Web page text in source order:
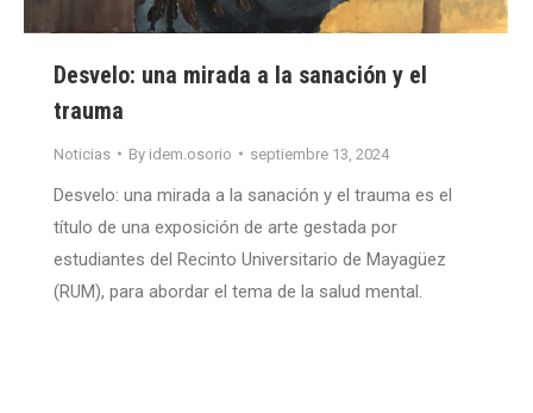
Desvelo: una mirada a la sanación y el
trauma
Noticias By idem.osorio septiembre 13, 2024
Desvelo: una mirada a la sanación y el trauma es el
título de una exposición de arte gestada por
estudiantes del Recinto Universitario de Mayagüez
(RUM), para abordar el tema de la salud mental.